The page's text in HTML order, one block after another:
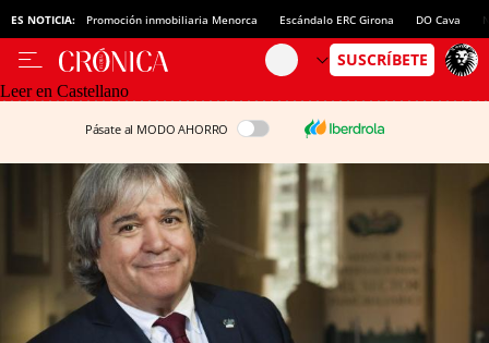
ES NOTICIA: Promoción inmobiliaria Menorca Escándalo ERC Girona DO Cava
Leer en Castellano
Pásate al MODO AHORRO